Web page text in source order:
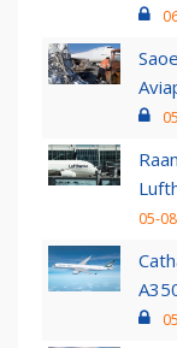
05-